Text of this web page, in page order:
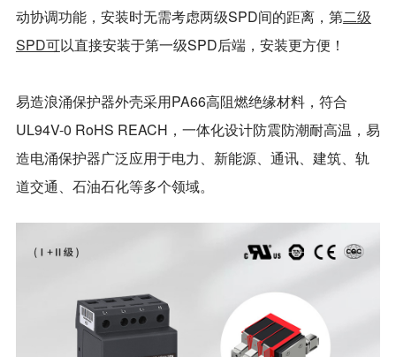
动协调功能，安装时无需考虑两级SPD间的距离，第二级
SPD可以直接安装于第一级SPD后端，安装更方便！
易造浪涌保护器外壳采用PA66高阻燃绝缘材料，符合
UL94V-0 RoHS REACH，一体化设计防震防潮耐高温 ，易
造电涌保护器广泛应用于电力、新能源、通讯、建筑、轨
道交通、石油石化等多个领域。